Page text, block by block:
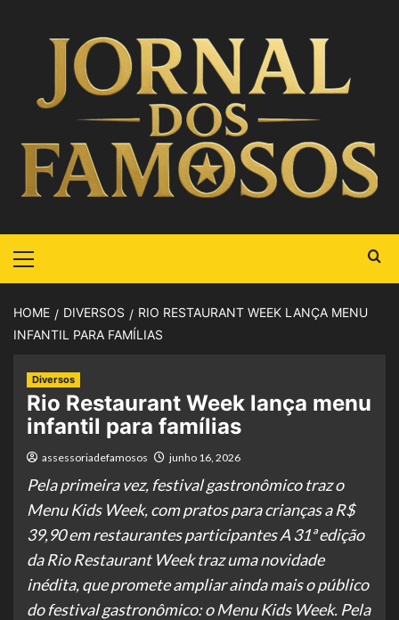
HOME DIVERSOS
RIO RESTAURANT WEEK LANÇA MENU
INFANTIL PARA FAMÍLIAS
Diversos
Rio Restaurant Week lança menu
infantil para famílias
assessoriadefamosos junho 16, 2026
Pela primeira vez, festival gastronômico traz o
Menu Kids Week, com pratos para crianças a R$
39,90 em restaurantes participantes A 31ª edição
da Rio Restaurant Week traz uma novidade
inédita, que promete ampliar ainda mais o público
do festival gastronômico: o Menu Kids Week. Pela